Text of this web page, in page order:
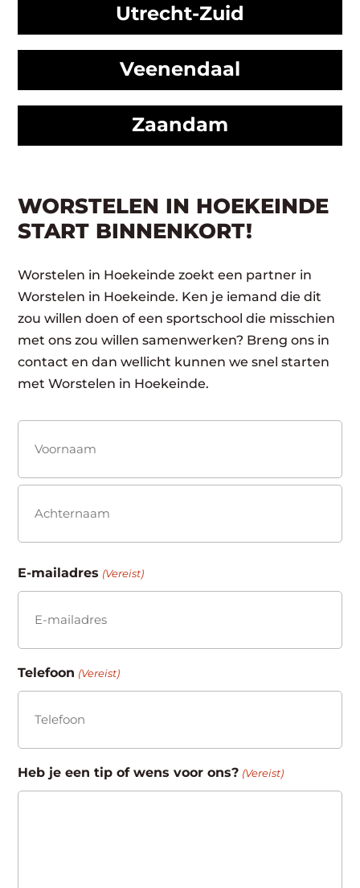
Utrecht-Zuid
Veenendaal
Zaandam
WORSTELEN IN HOEKEINDE
START BINNENKORT!
Worstelen in Hoekeinde zoekt een partner in
Worstelen in Hoekeinde. Ken je iemand die dit
zou willen doen of een sportschool die misschien
met ons zou willen samenwerken? Breng ons in
contact en dan wellicht kunnen we snel starten
met Worstelen in Hoekeinde.
(Vereist)
Voornaam
E-mailadres (Vereist)
Telefoon (Vereist)
Heb je een tip of wens voor ons? (Vereist)